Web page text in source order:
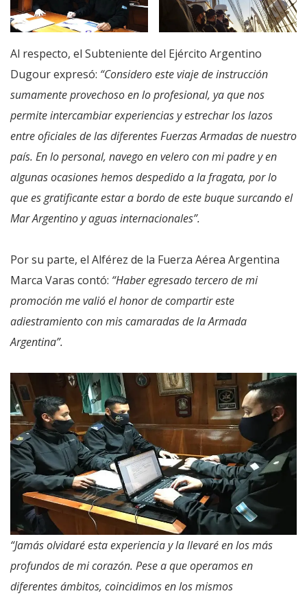
Al respecto, el Subteniente del Ejército Argentino
Dugour expresó: “Considero este viaje de instrucción
sumamente provechoso en lo profesional, ya que nos
permite intercambiar experiencias y estrechar los lazos
entre oficiales de las diferentes Fuerzas Armadas de nuestro
país. En lo personal, navego en velero con mi padre y en
algunas ocasiones hemos despedido a la fragata, por lo
que es gratificante estar a bordo de este buque surcando el
Mar Argentino y aguas internacionales”.
Por su parte, el Alférez de la Fuerza Aérea Argentina
Marca Varas contó: “Haber egresado tercero de mi
promoción me valió el honor de compartir este
adiestramiento con mis camaradas de la Armada
Argentina”.
“Jamás olvidaré esta experiencia y la llevaré en los más
profundos de mi corazón. Pese a que operamos en
diferentes ámbitos, coincidimos en los mismos